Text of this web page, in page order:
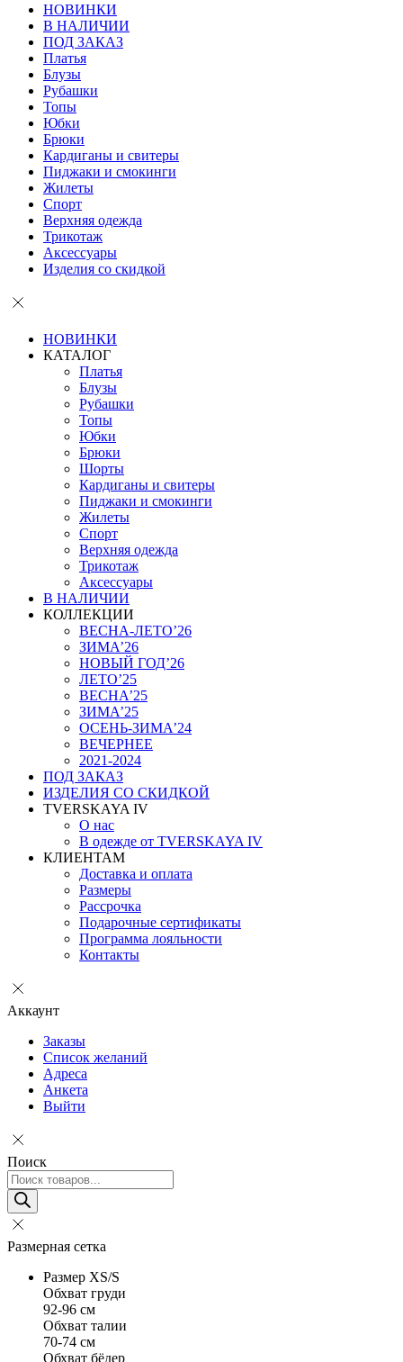
НОВИНКИ
В НАЛИЧИИ
ПОД ЗАКАЗ
Платья
Блузы
Рубашки
Топы
Юбки
Брюки
Кардиганы и свитеры
Пиджаки и смокинги
Жилеты
Спорт
Верхняя одежда
Трикотаж
Аксессуары
Изделия со скидкой
НОВИНКИ
КАТАЛОГ
Платья
Блузы
Рубашки
Топы
Юбки
Брюки
Шорты
Кардиганы и свитеры
Пиджаки и смокинги
Жилеты
Спорт
Верхняя одежда
Трикотаж
Аксессуары
В НАЛИЧИИ
КОЛЛЕКЦИИ
ВЕСНА-ЛЕТО’26
ЗИМА’26
НОВЫЙ ГОД’26
ЛЕТО’25
ВЕСНА’25
ЗИМА’25
ОСЕНЬ-ЗИМА’24
ВЕЧЕРНЕЕ
2021-2024
ПОД ЗАКАЗ
ИЗДЕЛИЯ СО СКИДКОЙ
TVERSKAYA IV
О нас
В одежде от TVERSKAYA IV
КЛИЕНТАМ
Доставка и оплата
Размеры
Рассрочка
Подарочные сертификаты
Программа лояльности
Контакты
Аккаунт
Заказы
Список желаний
Адреса
Анкета
Выйти
Поиск
Поиск
товаров
Размерная сетка
Размер XS/S
Обхват груди
92-96 см
Обхват талии
70-74 см
Обхват бёдер